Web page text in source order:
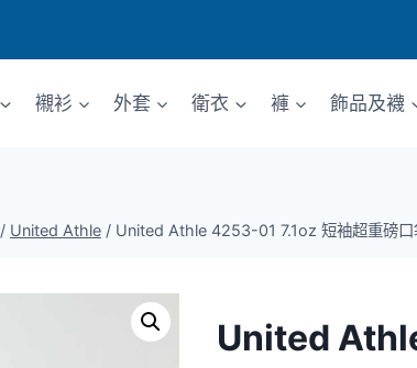
襯衫 外套 衛衣 褲 飾品及襪
/ United Athle / United Athle 4253-01 7.1oz 短袖超重磅口
United